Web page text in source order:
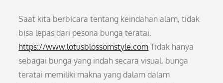
Saat kita berbicara tentang keindahan alam, tidak
bisa lepas dari pesona bunga teratai.
https://www.lotusblossomstyle.com Tidak hanya
sebagai bunga yang indah secara visual, bunga
teratai memiliki makna yang dalam dalam